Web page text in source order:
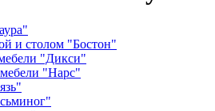
и столом "Бостон"
"Дикси"
"Нарс"